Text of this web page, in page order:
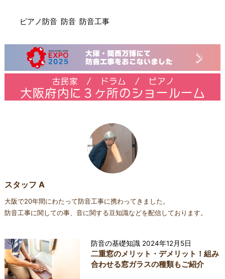
ピアノ防音 防音 防音工事
スタッフ A
大阪で20年間にわたって防音工事に携わってきました。
防音工事に関しての事、音に関する豆知識などを配信しております。
防音の基礎知識 2024年12月5日
二重窓のメリット・デメリット！組み
合わせる窓ガラスの種類もご紹介